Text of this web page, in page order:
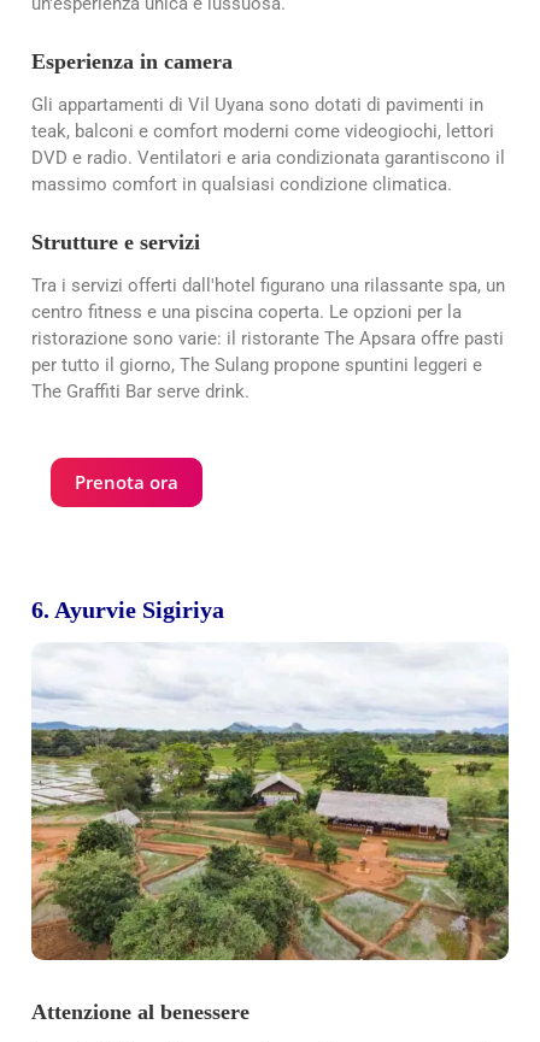
Esperienza in camera
Gli appartamenti di Vil Uyana sono dotati di pavimenti in
teak, balconi e comfort moderni come videogiochi, lettori
DVD e radio. Ventilatori e aria condizionata garantiscono il
massimo comfort in qualsiasi condizione climatica.
Strutture e servizi
Tra i servizi offerti dall'hotel figurano una rilassante spa, un
centro fitness e una piscina coperta. Le opzioni per la
ristorazione sono varie: il ristorante The Apsara offre pasti
per tutto il giorno, The Sulang propone spuntini leggeri e
The Graffiti Bar serve drink.
Prenota ora
6. Ayurvie Sigiriya
Attenzione al benessere